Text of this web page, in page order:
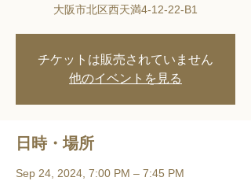
大阪市北区西天満4-12-22-B1
チケットは販売されていません
他のイベントを見る
日時・場所
Sep 24, 2024, 7:00 PM – 7:45 PM